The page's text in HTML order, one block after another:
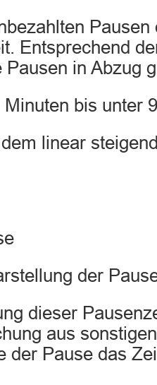
Entsprechend
Pausen in Abzug
bis unter
linear
der
dieser
aus
der Pause das